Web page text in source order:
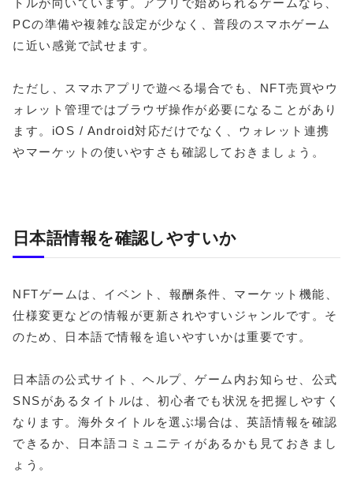
トルが向いています。アプリで始められるゲームなら、
PCの準備や複雑な設定が少なく、普段のスマホゲーム
に近い感覚で試せます。
ただし、スマホアプリで遊べる場合でも、NFT売買やウ
ォレット管理ではブラウザ操作が必要になることがあり
ます。iOS / Android対応だけでなく、ウォレット連携
やマーケットの使いやすさも確認しておきましょう。
日本語情報を確認しやすいか
NFTゲームは、イベント、報酬条件、マーケット機能、
仕様変更などの情報が更新されやすいジャンルです。そ
のため、日本語で情報を追いやすいかは重要です。
日本語の公式サイト、ヘルプ、ゲーム内お知らせ、公式
SNSがあるタイトルは、初心者でも状況を把握しやすく
なります。海外タイトルを選ぶ場合は、英語情報を確認
できるか、日本語コミュニティがあるかも見ておきまし
ょう。